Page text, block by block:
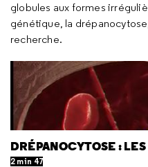
globules aux formes
génétique, la
recherche.
DRÉPANOCYTOSE :
2 min 47